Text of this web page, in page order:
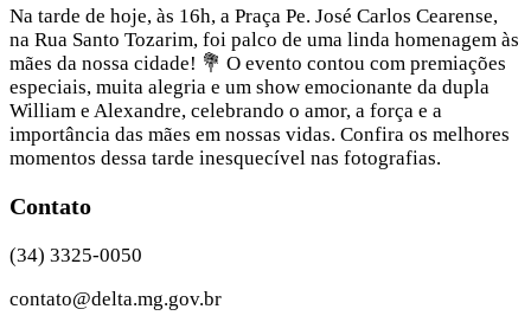
Na tarde de hoje, às 16h, a Praça Pe. José Carlos Cearense,
na Rua Santo Tozarim, foi palco de uma linda homenagem às
mães da nossa cidade! 💐 O evento contou com premiações
especiais, muita alegria e um show emocionante da dupla
William e Alexandre, celebrando o amor, a força e a
importância das mães em nossas vidas. Confira os melhores
momentos dessa tarde inesquecível nas fotografias.
Contato
(34) 3325-0050
contato@delta.mg.gov.br